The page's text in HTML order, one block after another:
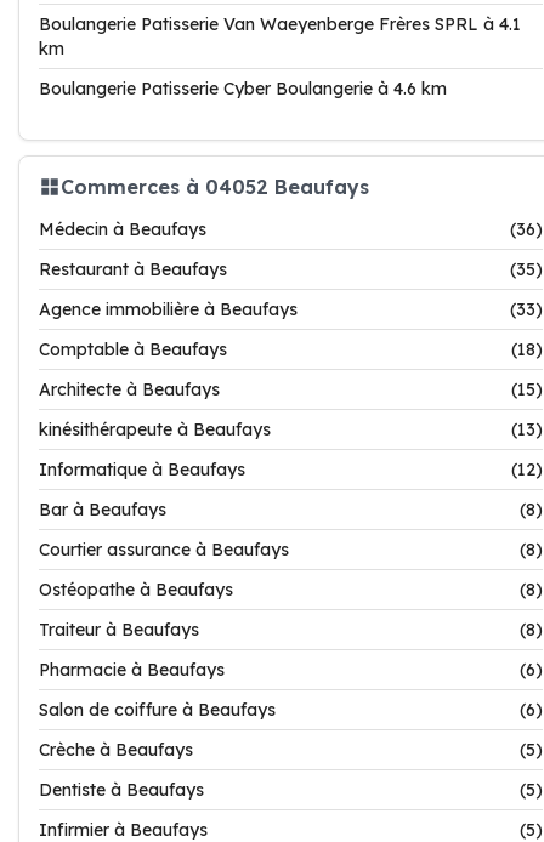
Boulangerie Patisserie Van Waeyenberge Frères SPRL à 4.1
km
Boulangerie Patisserie Cyber Boulangerie à 4.6 km
Commerces à 04052 Beaufays
Médecin à Beaufays
(36)
Restaurant à Beaufays
(35)
Agence immobilière à Beaufays
(33)
Comptable à Beaufays
(18)
Architecte à Beaufays
(15)
kinésithérapeute à Beaufays
(13)
Informatique à Beaufays
(12)
Bar à Beaufays
(8)
Courtier assurance à Beaufays
(8)
Ostéopathe à Beaufays
(8)
Traiteur à Beaufays
(8)
Pharmacie à Beaufays
(6)
Salon de coiffure à Beaufays
(6)
Crèche à Beaufays
(5)
Dentiste à Beaufays
(5)
Infirmier à Beaufays
(5)